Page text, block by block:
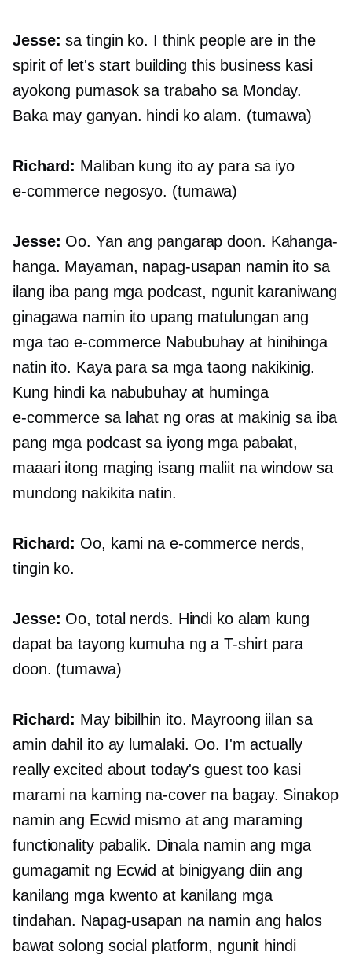
Jesse: sa tingin ko. I think people are in the
spirit of let's start building this business kasi
ayokong pumasok sa trabaho sa Monday.
Baka may ganyan. hindi ko alam. (tumawa)
Richard: Maliban kung ito ay para sa iyo
e-commerce negosyo. (tumawa)
Jesse: Oo. Yan ang pangarap doon. Kahanga-
hanga. Mayaman, napag-usapan namin ito sa
ilang iba pang mga podcast, ngunit karaniwang
ginagawa namin ito upang matulungan ang
mga taoe-commerce Nabubuhay at hinihinga
natin ito. Kaya para sa mga taong nakikinig.
Kung hindi ka nabubuhay at huminga
e-commerce sa lahat ng oras at makinig sa iba
pang mga podcast sa iyong mga pabalat,
maaari itong maging isang maliit na window sa
mundong nakikita natin.
Richard: Oo, kami na e-commercenerds,
tingin ko.
Jesse: Oo, total nerds. Hindi ko alam kung
dapat ba tayong kumuha ng aT-shirtpara
doon. (tumawa)
Richard: May bibilhin ito. Mayroong iilan sa
amin dahil ito ay lumalaki. Oo. I'm actually
really excited about today's guest too kasi
marami na kaming na-cover na bagay. Sinakop
namin ang Ecwid mismo at ang maraming
functionality pabalik. Dinala namin ang mga
gumagamit ng Ecwid at binigyang diin ang
kanilang mga kwento at kanilang mga
tindahan. Napag-usapan na namin ang halos
bawat solong social platform, ngunit hindi